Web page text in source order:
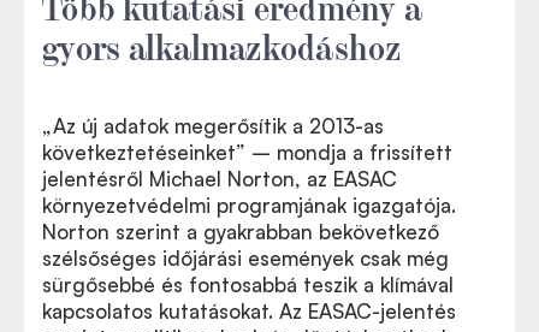
gyors alkalmazkodáshoz
„Az új adatok megerősítik a 2013-as
következtetéseinket” – mondja a frissített
jelentésről Michael Norton, az EASAC
környezetvédelmi programjának igazgatója.
Norton szerint a gyakrabban bekövetkező
szélsőséges időjárási események csak még
sürgősebbé és fontosabbá teszik a klímával
kapcsolatos kutatásokat. Az EASAC-jelentés